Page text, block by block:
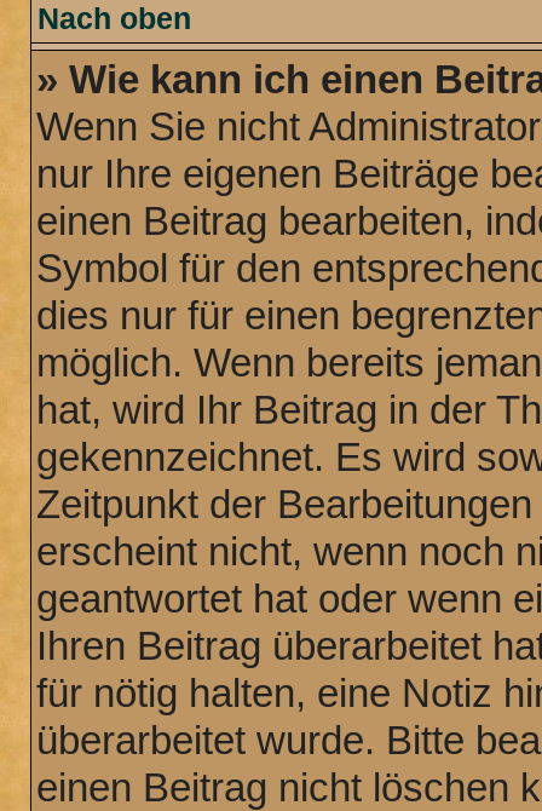
Nach oben
» Wie kann ich einen
Wenn Sie nicht
nur Ihre eigenen Beiträge
einen Beitrag bearbeiten,
Symbol für den
dies nur für einen
möglich. Wenn bereits
hat, wird Ihr Beitrag in der
gekennzeichnet. Es wird
Zeitpunkt der
erscheint nicht, wenn noch
geantwortet hat oder wenn
Ihren Beitrag überarbeitet
für nötig halten, eine Notiz
überarbeitet wurde. Bitte
einen Beitrag nicht löschen